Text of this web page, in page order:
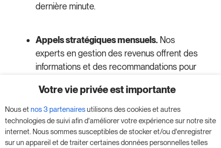
dernière minute.
Appels stratégiques mensuels. Nos
experts en gestion des revenus offrent des
informations et des recommandations pour
vos revenus.
Lighthouse Integration.
Pour les abonnés à
Rate Insight, les données sont affichées
Votre vie privée est importante
Nous et nos 3 partenairesutilisons des cookies et autres
technologies de suivi afin d'améliorer votre expérience sur notre site
internet. Nous sommes susceptibles de stocker et/ou d'enregistrer
sur un appareil et de traiter certaines données personnelles telles